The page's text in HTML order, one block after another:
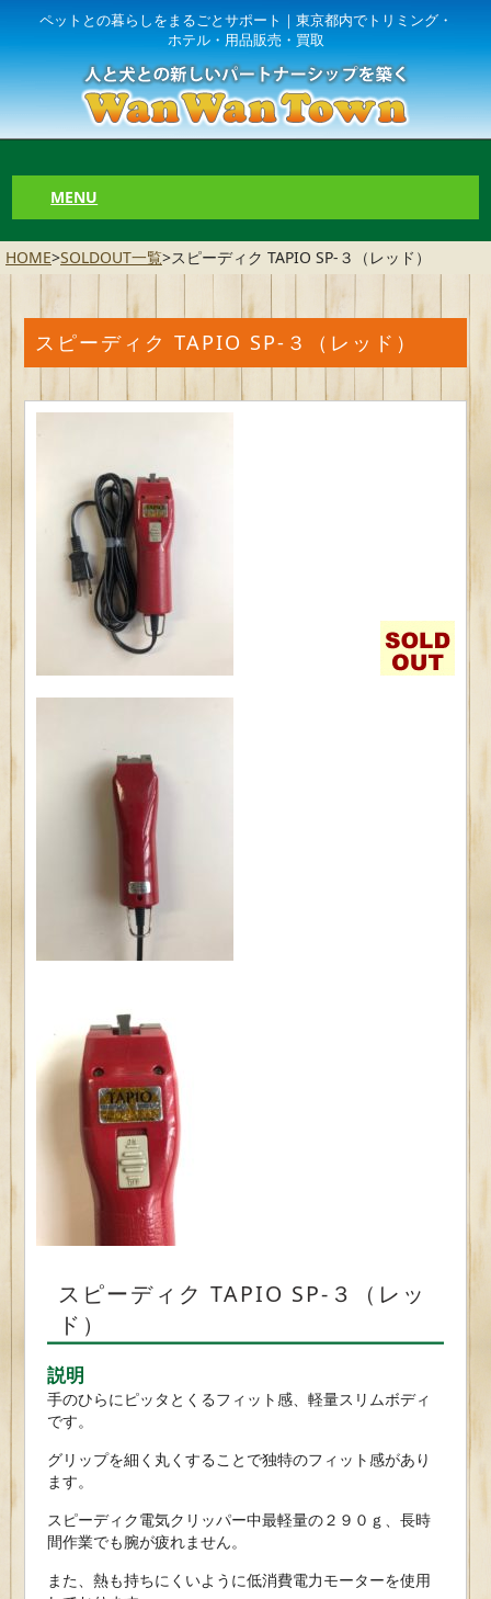
ペットとの暮らしをまるごとサポート｜東京都内でトリミング・
ホテル・用品販売・買取
MENU
HOME>SOLDOUT一覧>スピーディク TAPIO SP-３（レッド）
スピーディク TAPIO SP-３（レッド）
スピーディク TAPIO SP-３（レッ
ド）
説明
手のひらにピッタとくるフィット感、軽量スリムボディ
です。
グリップを細く丸くすることで独特のフィット感があり
ます。
スピーディク電気クリッパー中最軽量の２９０ｇ、長時
間作業でも腕が疲れません。
また、熱も持ちにくいように低消費電力モーターを使用